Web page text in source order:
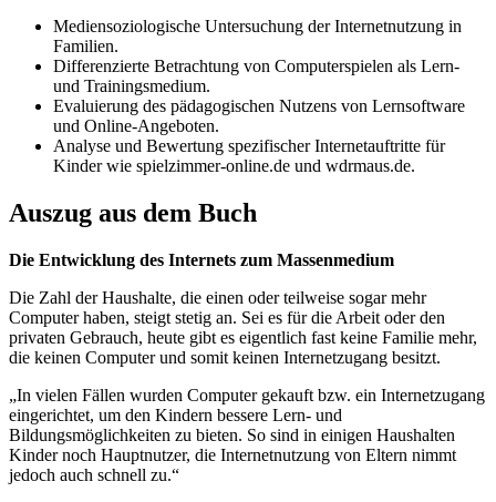
Mediensoziologische Untersuchung der Internetnutzung in
Familien.
Differenzierte Betrachtung von Computerspielen als Lern-
und Trainingsmedium.
Evaluierung des pädagogischen Nutzens von Lernsoftware
und Online-Angeboten.
Analyse und Bewertung spezifischer Internetauftritte für
Kinder wie spielzimmer-online.de und wdrmaus.de.
Auszug aus dem Buch
Die Entwicklung des Internets zum Massenmedium
Die Zahl der Haushalte, die einen oder teilweise sogar mehr
Computer haben, steigt stetig an. Sei es für die Arbeit oder den
privaten Gebrauch, heute gibt es eigentlich fast keine Familie mehr,
die keinen Computer und somit keinen Internetzugang besitzt.
„In vielen Fällen wurden Computer gekauft bzw. ein Internetzugang
eingerichtet, um den Kindern bessere Lern- und
Bildungsmöglichkeiten zu bieten. So sind in einigen Haushalten
Kinder noch Hauptnutzer, die Internetnutzung von Eltern nimmt
jedoch auch schnell zu.“